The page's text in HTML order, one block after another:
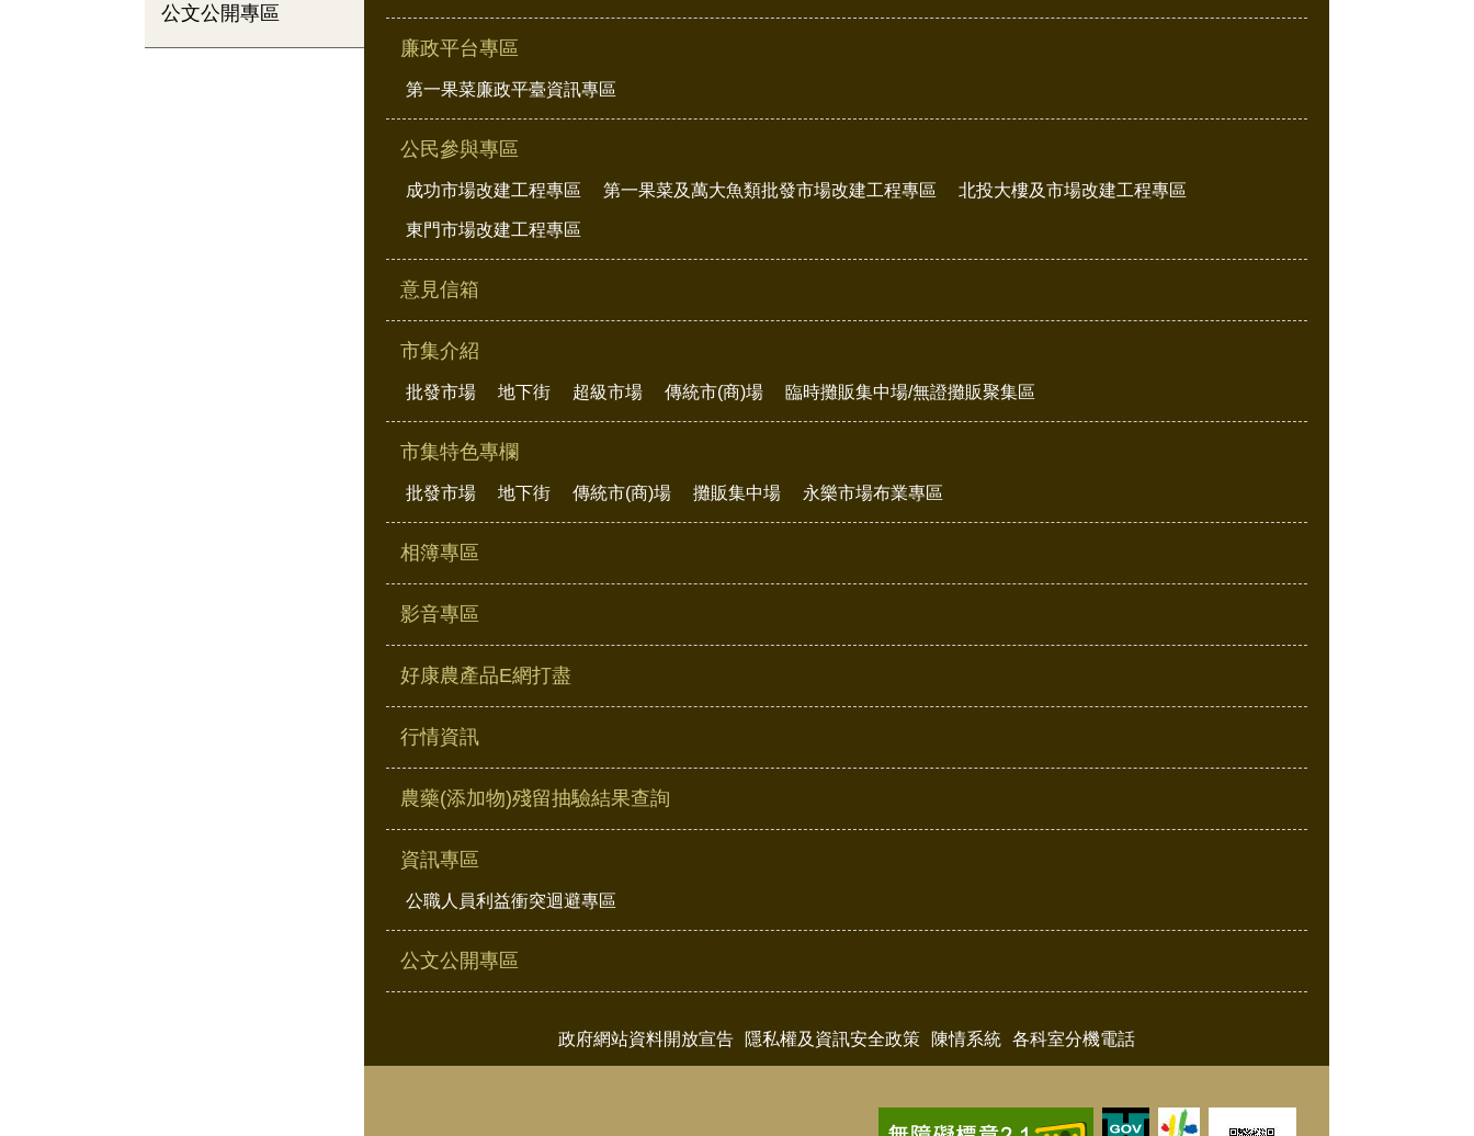
公文公開專區
廉政平台專區
第一果菜廉政平臺資訊專區
公民參與專區
成功市場改建工程專區 第一果菜及萬大魚類批發市場改建工程專區 北投大樓及市場改建工程專區
東門市場改建工程專區
意見信箱
市集介紹
批發市場 地下街 超級市場 傳統市(商)場 臨時攤販集中場/無證攤販聚集區
市集特色專欄
批發市場 地下街 傳統市(商)場 攤販集中場 永樂市場布業專區
相簿專區
影音專區
好康農產品E網打盡
行情資訊
農藥(添加物)殘留抽驗結果查詢
資訊專區
公職人員利益衝突迴避專區
公文公開專區
政府網站資料開放宣告 隱私權及資訊安全政策 陳情系統 各科室分機電話